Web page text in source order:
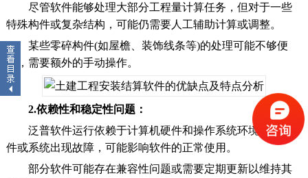
尽管软件能够处理大部分工程量计算任务，但对于一些
特殊构件或复杂结构，可能仍需要人工辅助计算或调整。
某些零碎构件(如屋檐、装饰线条等)的处理可能不够便
捷，需要额外的手动操作。
2.依赖性和稳定性问题：
泛普软件运行依赖于计算机硬件和操作系统环境，若硬
件或系统出现故障，可能影响软件的正常使用。
部分软件可能存在兼容性问题或需要定期更新以维持其